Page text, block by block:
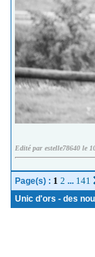
Edité par estelle78640 le
Page(s) : 1 2 ... 141
Unic d'ors - des